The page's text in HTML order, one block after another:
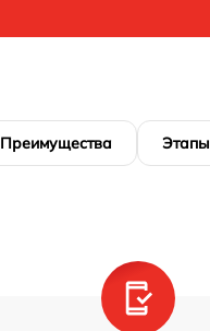
Преимущества